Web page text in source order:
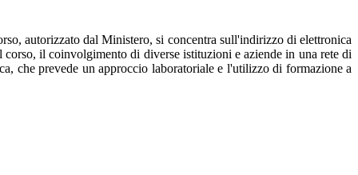
autorizzato dal Ministero, si concentra sull'indirizzo di elettronica
il coinvolgimento di diverse istituzioni e aziende in una rete di
che prevede un approccio laboratoriale e l'utilizzo di formazione a